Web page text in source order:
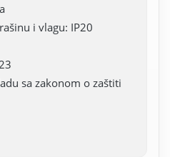
i vlagu: IP20
sa zakonom o zaštiti